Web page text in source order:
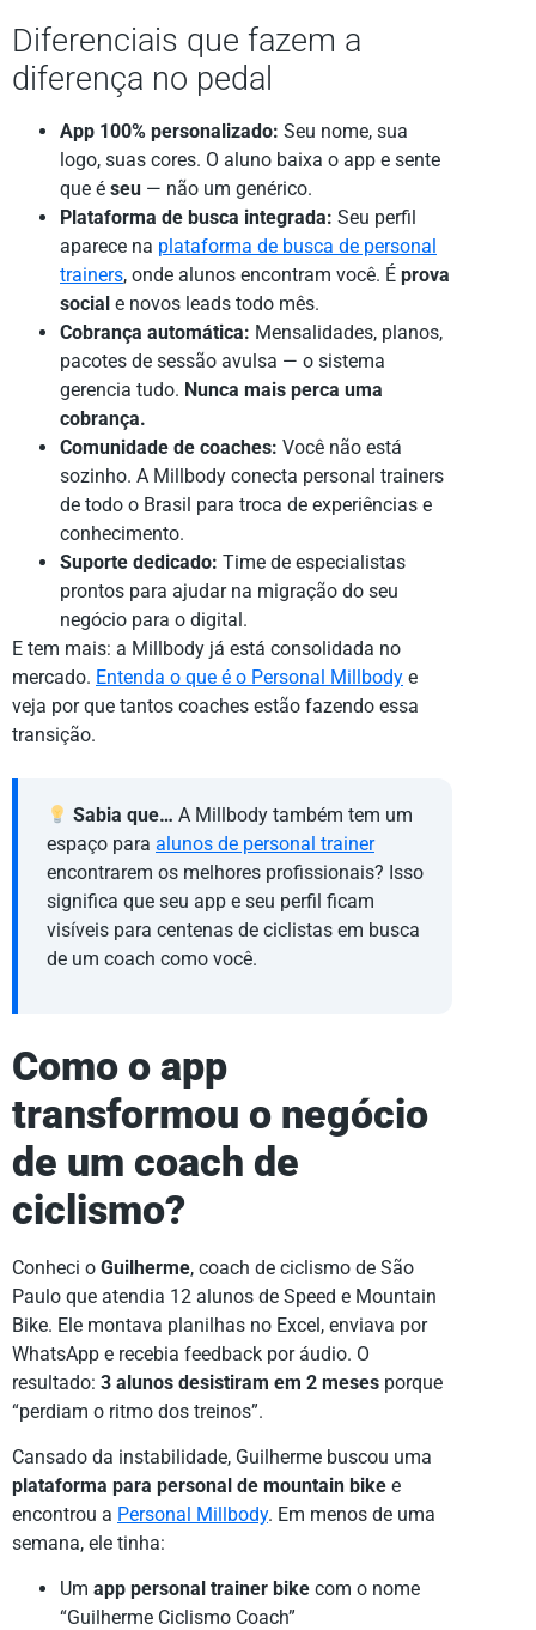
Diferenciais que fazem a
diferença no pedal
App 100% personalizado: Seu nome, sua
logo, suas cores. O aluno baixa o app e sente
que é seu — não um genérico.
Plataforma de busca integrada: Seu perfil
aparece na plataforma de busca de personal
trainers, onde alunos encontram você. É prova
social e novos leads todo mês.
Cobrança automática: Mensalidades, planos,
pacotes de sessão avulsa — o sistema
gerencia tudo. Nunca mais perca uma
cobrança.
Comunidade de coaches: Você não está
sozinho. A Millbody conecta personal trainers
de todo o Brasil para troca de experiências e
conhecimento.
Suporte dedicado: Time de especialistas
prontos para ajudar na migração do seu
negócio para o digital.
E tem mais: a Millbody já está consolidada no
mercado. Entenda o que é o Personal Millbody e
veja por que tantos coaches estão fazendo essa
transição.
Sabia que… A Millbody também tem um
espaço para alunos de personal trainer
encontrarem os melhores profissionais? Isso
significa que seu app e seu perfil ficam
visíveis para centenas de ciclistas em busca
de um coach como você.
Como o app
transformou o negócio
de um coach de
ciclismo?
Conheci o Guilherme, coach de ciclismo de São
Paulo que atendia 12 alunos de Speed e Mountain
Bike. Ele montava planilhas no Excel, enviava por
WhatsApp e recebia feedback por áudio. O
resultado: 3 alunos desistiram em 2 meses porque
“perdiam o ritmo dos treinos”.
Cansado da instabilidade, Guilherme buscou uma
plataforma para personal de mountain bike e
encontrou a Personal Millbody. Em menos de uma
semana, ele tinha:
Um app personal trainer bike com o nome
“Guilherme Ciclismo Coach”